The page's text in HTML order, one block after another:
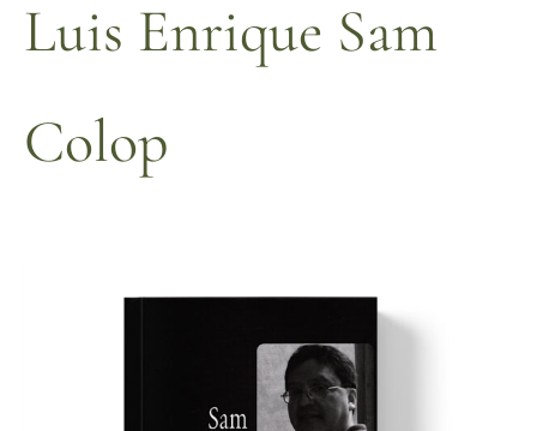
Luis Enrique Sam
Colop